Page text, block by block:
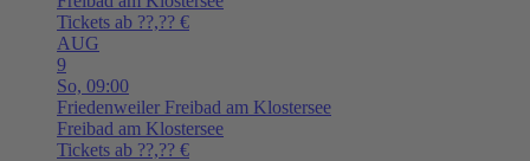
Tickets ab ??,?? €
AUG
9
So, 09:00
Friedenweiler Freibad am Klostersee
Freibad am Klostersee
Tickets ab ??,?? €